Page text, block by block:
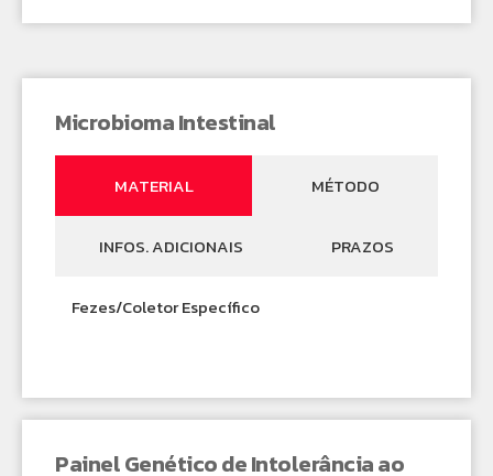
Microbioma Intestinal
MATERIAL MÉTODO
INFOS. ADICIONAIS PRAZOS
Fezes/Coletor Específico
Painel Genético de Intolerância ao